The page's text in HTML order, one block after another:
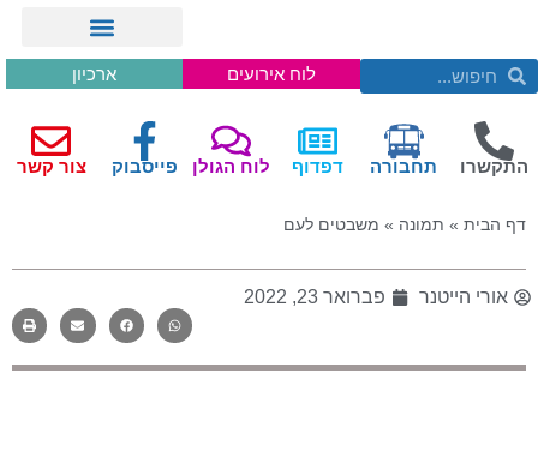
לוח אירועים ארכיון
התקשרו תחבורה דפדוף לוח הגולן פייסבוק צור קשר
דף הבית » תמונה » משבטים לעם
אורי הייטנר פברואר 23, 2022